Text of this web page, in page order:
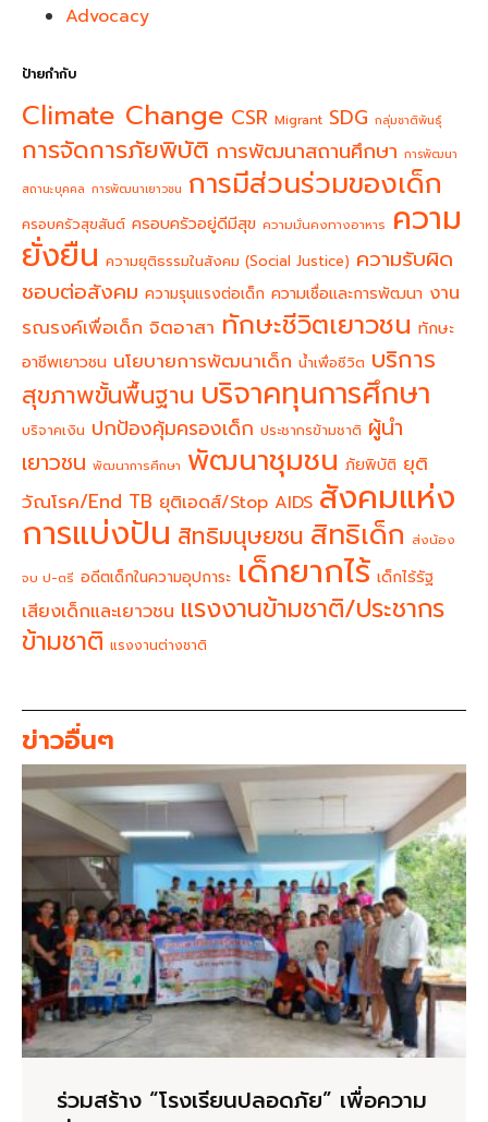
Advocacy
ป้ายกำกับ
Climate Change CSR Migrant SDG กลุ่มชาติพันธุ์
การจัดการภัยพิบัติ การพัฒนาสถานศึกษา การพัฒนา
สถานะบุคคล การพัฒนาเยาวชน การมีส่วนร่วมของเด็ก
ครอบครัวสุขสันต์ ครอบครัวอยู่ดีมีสุข ความมั่นคงทางอาหาร ความ
ยั่งยืน ความยุติธรรมในสังคม (Social Justice) ความรับผิด
ชอบต่อสังคม ความรุนแรงต่อเด็ก ความเชื่อและการพัฒนา งาน
รณรงค์เพื่อเด็ก จิตอาสา ทักษะชีวิตเยาวชน ทักษะ
อาชีพเยาวชน นโยบายการพัฒนาเด็ก น้ำเพื่อชีวิต บริการ
สุขภาพขั้นพื้นฐาน บริจาคทุนการศึกษา
บริจาคเงิน ปกป้องคุ้มครองเด็ก ประชากรข้ามชาติ ผู้นำ
เยาวชน พัฒนาการศึกษา พัฒนาชุมชน ภัยพิบัติ ยุติ
วัณโรค/End TB ยุติเอดส์/Stop AIDS สังคมแห่ง
การแบ่งปัน สิทธิมนุษยชน สิทธิเด็ก ส่งน้อง
จบ ป-ตรี อดีตเด็กในความอุปการะ เด็กยากไร้ เด็กไร้รัฐ
เสียงเด็กและเยาวชน แรงงานข้ามชาติ/ประชากร
ข้ามชาติ แรงงานต่างชาติ
ข่าวอื่นๆ
ร่วมสร้าง “โรงเรียนปลอดภัย” เพื่อความ